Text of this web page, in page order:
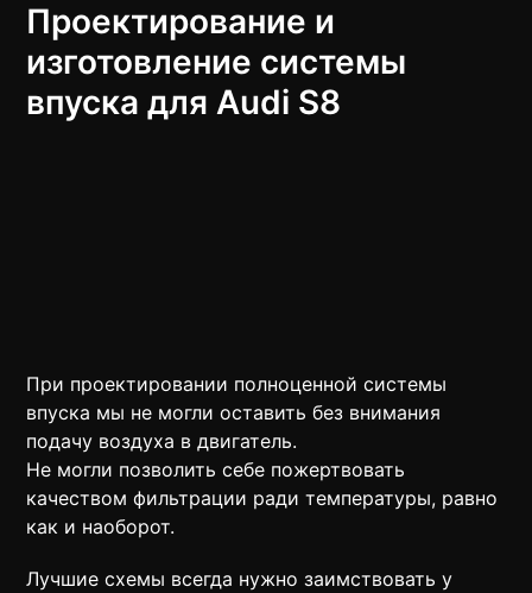
​Проектирование и
изготовление системы
впуска для Audi S8​
При проектировании полноценной системы
впуска мы не могли оставить без внимания
подачу воздуха в двигатель.
Не могли позволить себе пожертвовать
качеством фильтрации ради температуры, равно
как и наоборот.
Лучшие схемы всегда нужно заимствовать у